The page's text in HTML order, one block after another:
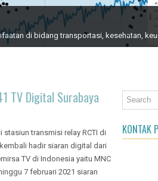
di bidang transportasi, kesehatan,
TV Digital Surabaya
transmisi relay RCTI di
hadir siaran digital dari
TV di Indonesia yaitu MNC
7 februari 2021 siaran
KONTAK